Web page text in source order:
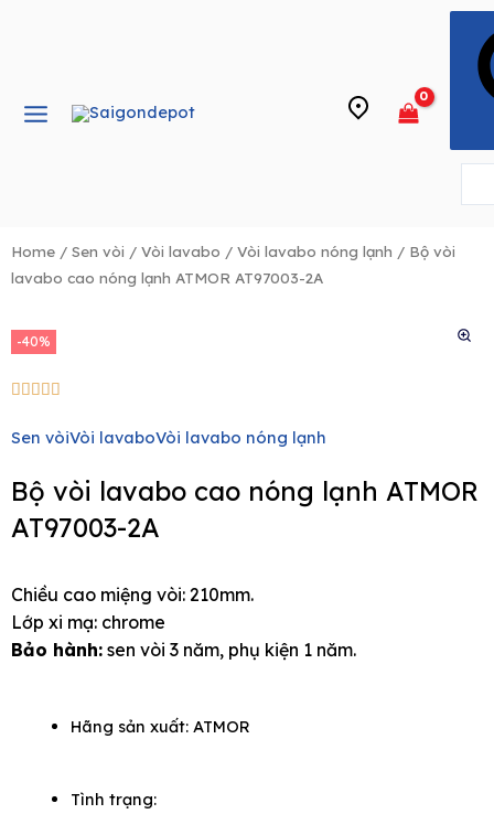
Home / Sen vòi / Vòi lavabo / Vòi lavabo nóng lạnh / Bộ vòi
lavabo cao nóng lạnh ATMOR AT97003-2A
-40%
    
Sen vòiVòi lavaboVòi lavabo nóng lạnh
Bộ vòi lavabo cao nóng lạnh ATMOR
AT97003-2A
Chiều cao miệng vòi: 210mm.
Lớp xi mạ: chrome
Bảo hành: sen vòi 3 năm, phụ kiện 1 năm.
Hãng sản xuất:ATMOR
Tình trạng: